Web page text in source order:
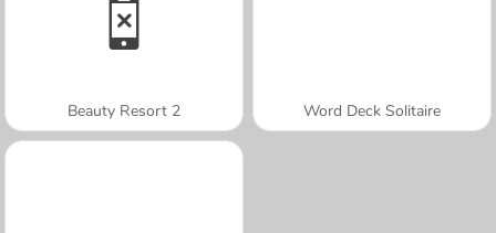
Beauty Resort 2 Word Deck Solitaire